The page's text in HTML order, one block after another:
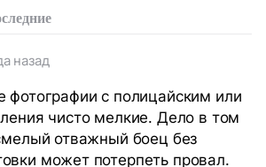
назад
фотографии с полицайским или
чисто мелкие. Дело в том
отважный боец без
может потерпеть провал.